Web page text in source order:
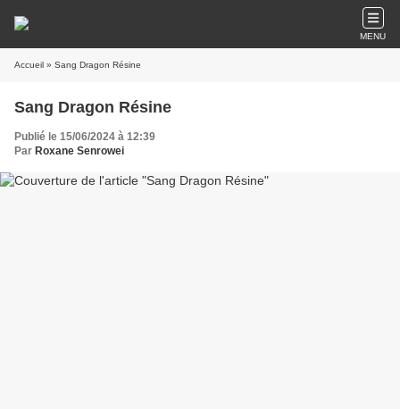
MENU
Accueil » Sang Dragon Résine
Sang Dragon Résine
Publié le 15/06/2024 à 12:39
Par Roxane Senrowei